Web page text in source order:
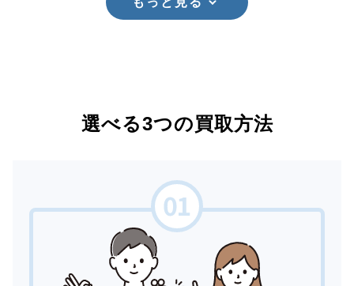
選べる3つの買取方法